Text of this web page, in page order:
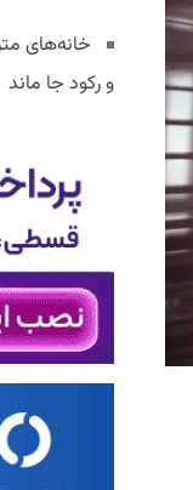
خانه‌های
و رکود جا ماند